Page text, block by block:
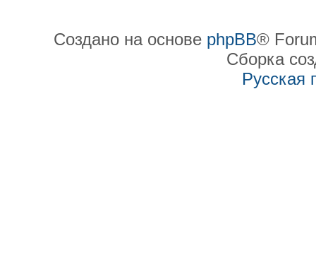
Создано на основе phpBB®
Сборка
Русская